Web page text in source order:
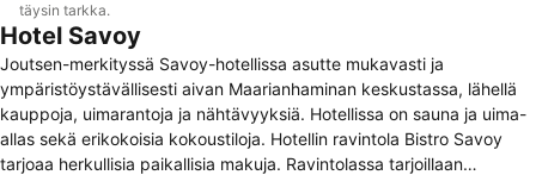
täysin tarkka.
Hotel Savoy
Joutsen-merkityssä Savoy-hotellissa asutte mukavasti ja
ympäristöystävällisesti aivan Maarianhaminan keskustassa, lähellä
kauppoja, uimarantoja ja nähtävyyksiä. Hotellissa on sauna ja uima-
allas sekä erikokoisia kokoustiloja. Hotellin ravintola Bistro Savoy
tarjoaa herkullisia paikallisia makuja. Ravintolassa tarjoillaan